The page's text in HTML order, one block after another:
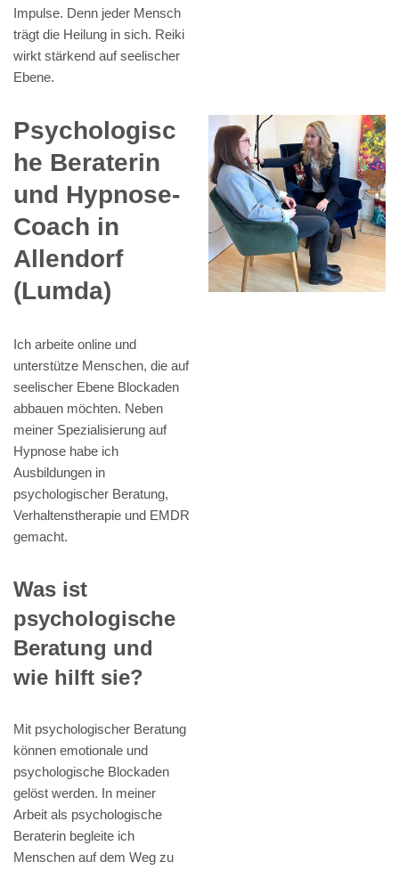
Impulse. Denn jeder Mensch
trägt die Heilung in sich. Reiki
wirkt stärkend auf seelischer
Ebene.
Psychologisc
he Beraterin
und Hypnose-
Coach in
Allendorf
(Lumda)
Ich arbeite online und
unterstütze Menschen, die auf
seelischer Ebene Blockaden
abbauen möchten. Neben
meiner Spezialisierung auf
Hypnose habe ich
Ausbildungen in
psychologischer Beratung,
Verhaltenstherapie und EMDR
gemacht.
Was ist
psychologische
Beratung und
wie hilft sie?
Mit psychologischer Beratung
können emotionale und
psychologische Blockaden
gelöst werden. In meiner
Arbeit als psychologische
Beraterin begleite ich
Menschen auf dem Weg zu